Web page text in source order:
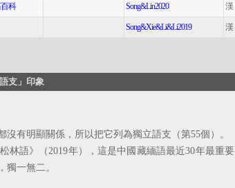
科 Song&Lin2020 漢
Song&Xie&Li&Li2019 漢
支」印象
有明顯關係，所以把它列為獨立語支（第55個）。
語》（2019年），這是中國藏緬語最近30年最重要
獨一無二。